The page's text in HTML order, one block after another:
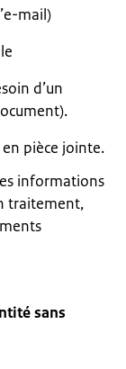
mail)
d’un
pièce jointe.
informations
traitement,
sans